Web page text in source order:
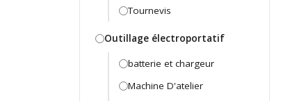
Tournevis
Outillage électroportatif
batterie et chargeur
Machine D'atelier